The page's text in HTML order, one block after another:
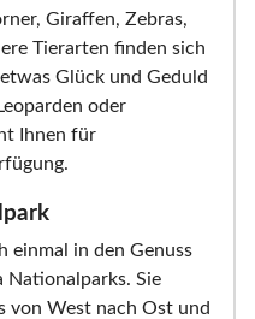
Giraffen, Zebras,
Tierarten finden sich
Glück und Geduld
oder
Ihnen für
einmal in den Genuss
Nationalparks. Sie
von West nach Ost und